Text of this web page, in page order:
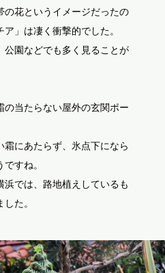
の花というイメージだったの
」は凄く衝撃的でした。
公園などでも多く見ることが
の当たらない屋外の玄関ポー
霜にあたらず、氷点下になら
すね。
では、路地植えしているも
た。